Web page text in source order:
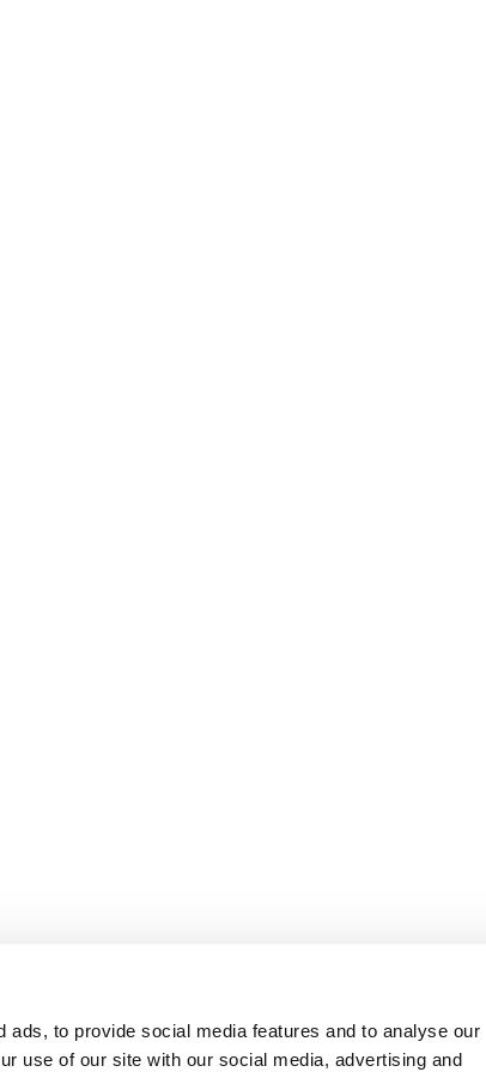
ads, to provide social media features and to analyse our
use of our site with our social media, advertising and